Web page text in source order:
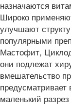
назначаются
Широко
улучшают
популярными
Мастофит,
они подлежат
вмешательство
маленький